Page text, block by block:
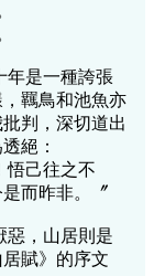
年是一種誇張
羈鳥和池魚亦
判，深切道出
絕：
己往之不
而昨非。〞
惡，山居則是
賦》的序文